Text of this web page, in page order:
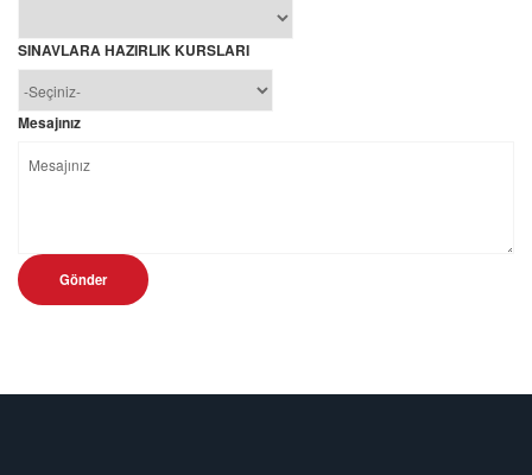
SINAVLARA HAZIRLIK KURSLARI
Mesajınız
Gönder